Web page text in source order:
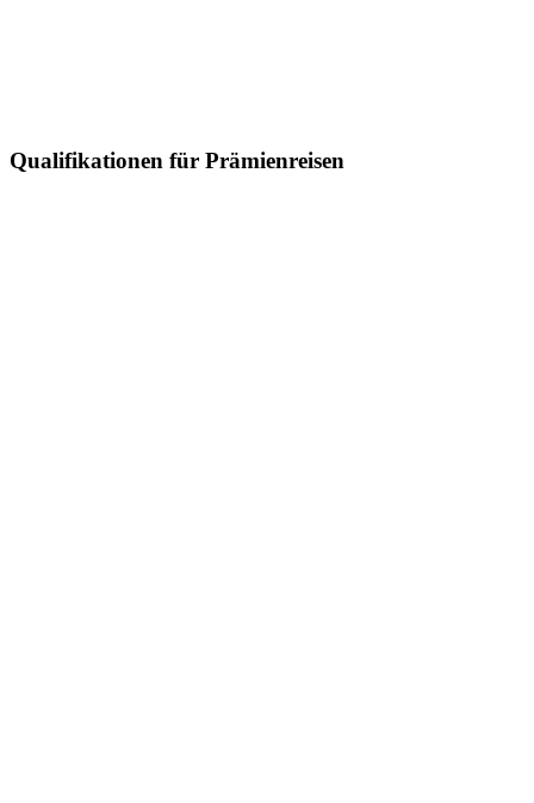
Qualifikationen für Prämienreisen